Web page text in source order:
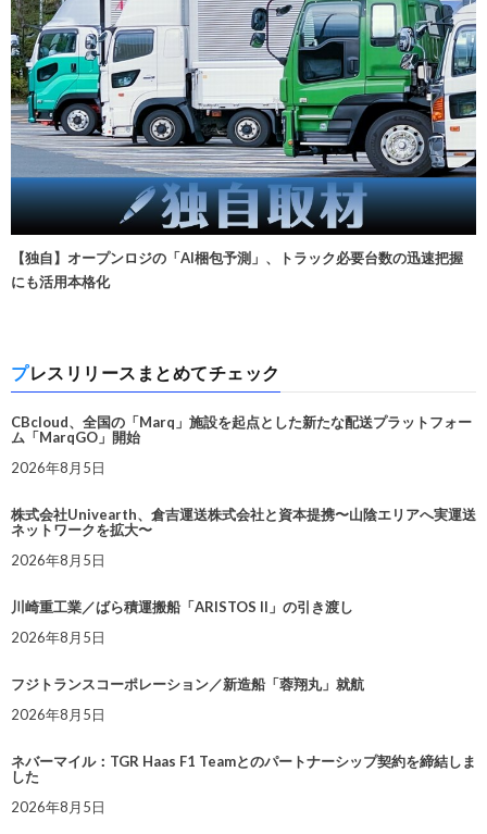
【独自】オープンロジの「AI梱包予測」、トラック必要台数の迅速把握
にも活用本格化
プレスリリースまとめてチェック
CBcloud、全国の「Marq」施設を起点とした新たな配送プラットフォー
ム「MarqGO」開始
2026年8月5日
株式会社Univearth、倉吉運送株式会社と資本提携〜山陰エリアへ実運送
ネットワークを拡大〜
2026年8月5日
川崎重工業／ばら積運搬船「ARISTOS II」の引き渡し
2026年8月5日
フジトランスコーポレーション／新造船「蓉翔丸」就航
2026年8月5日
ネバーマイル：TGR Haas F1 Teamとのパートナーシップ契約を締結しま
した
2026年8月5日